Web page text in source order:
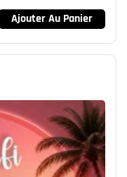
Ajouter Au Panier